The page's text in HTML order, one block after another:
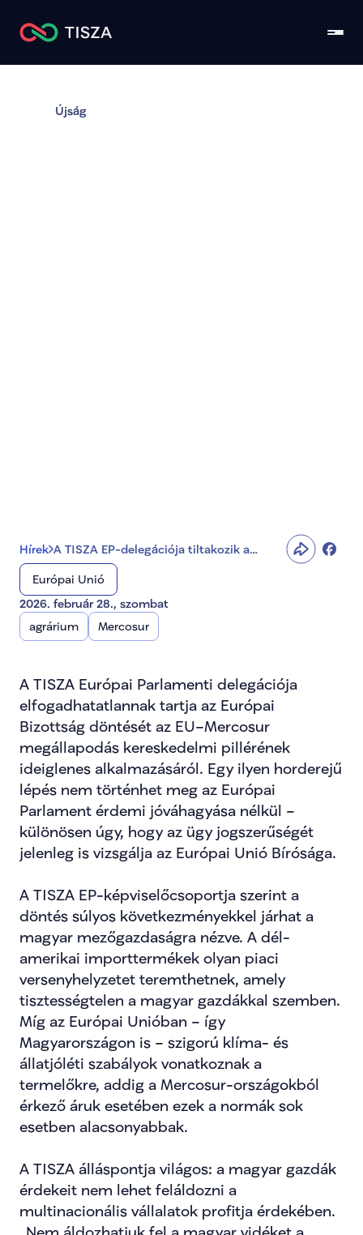
Újság
Hírek A TISZA EP-delegációja tiltakozik a
Mercosur megállapodás kereskedelmi
pillérének ideiglenes alkalmazása miatt
Európai Unió
2026. február 28., szombat
agrárium
Mercosur
A TISZA Európai Parlamenti delegációja
elfogadhatatlannak tartja az Európai
Bizottság döntését az EU–Mercosur
megállapodás kereskedelmi pillérének
ideiglenes alkalmazásáról. Egy ilyen horderejű
lépés nem történhet meg az Európai
Parlament érdemi jóváhagyása nélkül –
különösen úgy, hogy az ügy jogszerűségét
jelenleg is vizsgálja az Európai Unió Bírósága.
A TISZA EP-képviselőcsoportja szerint a
döntés súlyos következményekkel járhat a
magyar mezőgazdaságra nézve. A dél-
amerikai importtermékek olyan piaci
versenyhelyzetet teremthetnek, amely
tisztességtelen a magyar gazdákkal szemben.
Míg az Európai Unióban – így
Magyarországon is – szigorú klíma- és
állatjóléti szabályok vonatkoznak a
termelőkre, addig a Mercosur-országokból
érkező áruk esetében ezek a normák sok
esetben alacsonyabbak.
A TISZA álláspontja világos: a magyar gazdák
érdekeit nem lehet feláldozni a
multinacionális vállalatok profitja érdekében.